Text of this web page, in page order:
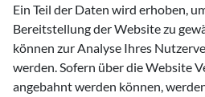
Ein Teil der Daten wird erhoben,
Bereitstellung der Website zu
können zur Analyse Ihres
werden. Sofern über die Website
angebahnt werden können,